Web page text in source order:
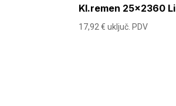
Kl.remen 25×2360 Li
17,92€ uključ. PDV